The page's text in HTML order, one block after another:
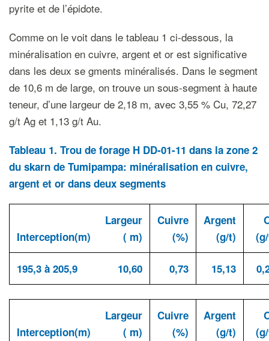
pyrite et de l’épidote.
Comme on le voit dans le tableau 1 ci-dessous, la
minéralisation en cuivre, argent et or est significative
dans les deux se gments minéralisés. Dans le segment
de 10,6 m de large, on trouve un sous-segment à haute
teneur, d’une largeur de 2,18 m, avec 3,55 % Cu, 72,27
g/t Ag et 1,13 g/t Au.
Tableau 1. Trou de forage H DD-01-11 dans la zone 2
du skarn de Tumipampa: minéralisation en cuivre,
argent et or dans deux segments
Interception(m)
Largeur
( m)
Cuivre
(%)
Argent
(g/t)
195,3 à 205,9 10,60 0,73 15,13
Interception(m)
Largeur
( m)
Cuivre
(%)
Argent
(g/t)